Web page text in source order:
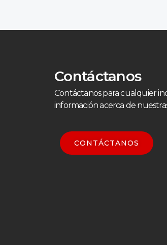
Contáctanos
Contáctanos para cualquier
información acerca de
CONTÁCTANOS